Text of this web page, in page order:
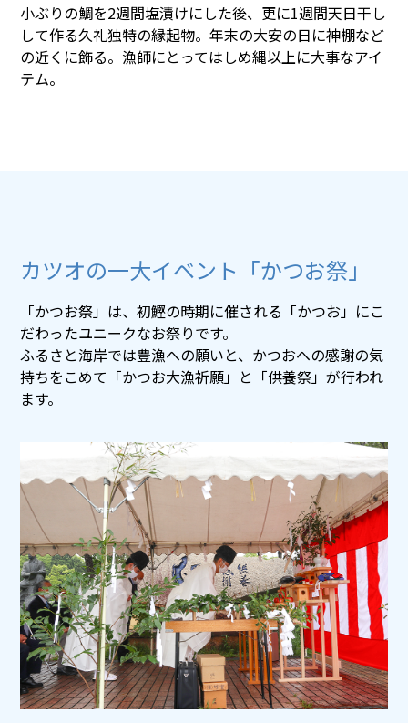
小ぶりの鯛を2週間塩漬けにした後、更に1週間天日干し
して作る久礼独特の縁起物。年末の大安の日に神棚など
の近くに飾る。漁師にとってはしめ縄以上に大事なアイ
テム。
カツオの一大イベント「かつお祭」
「かつお祭」は、初鰹の時期に催される「かつお」にこ
だわったユニークなお祭りです。
ふるさと海岸では豊漁への願いと、かつおへの感謝の気
持ちをこめて「かつお大漁祈願」と「供養祭」が行われ
ます。